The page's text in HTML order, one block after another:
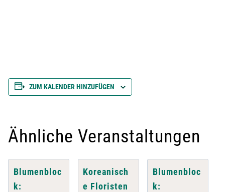
ZUM KALENDER HINZUFÜGEN
Ähnliche Veranstaltungen
Blumenbloc
k:
Koreanisch
e Floristen
Blumenbloc
k: